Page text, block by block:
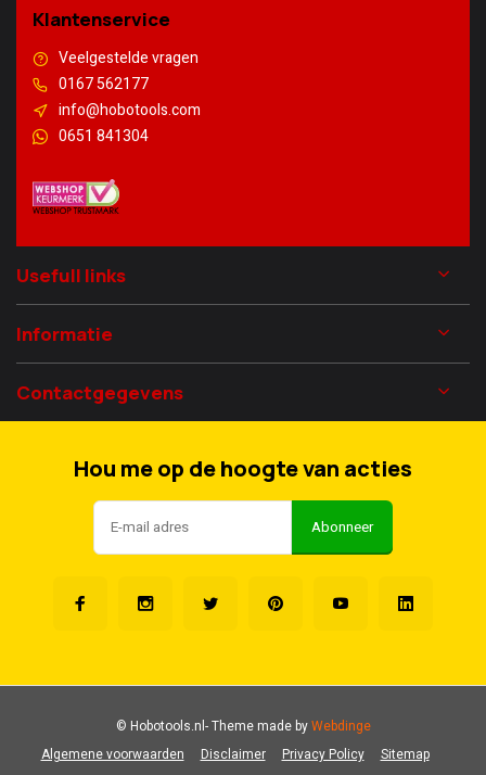
Klantenservice
Veelgestelde vragen
0167 562177
info@hobotools.com
0651 841304
Usefull links
Informatie
Contactgegevens
Hou me op de hoogte van acties
Abonneer
Algemene voorwaarden Disclaimer Privacy Policy Sitemap
© Hobotools.nl- Theme made byWebdinge